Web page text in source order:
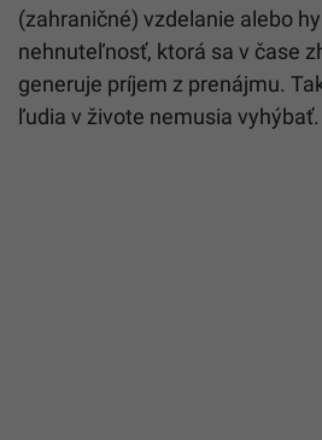
(zahraničné) vzdelanie alebo
nehnuteľnosť, ktorá sa v čase
generuje príjem z prenájmu.
ľudia v živote nemusia vyhýbať.